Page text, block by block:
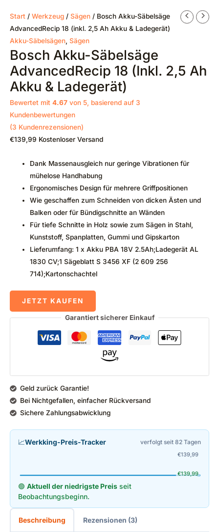
Start / Werkzeug / Sägen / Bosch Akku-Säbelsäge
AdvancedRecip 18 (inkl. 2,5 Ah Akku & Ladegerät)
Akku-Säbelsägen Sägen
Bosch Akku-Säbelsäge
AdvancedRecip 18 (inkl. 2,5 Ah
Akku & Ladegerät)
Bewertet mit 4.67 von 5, basierend auf 3
Kundenbewertungen
(3 Kundenrezensionen)
€139,99 Kostenloser Versand
Dank Massenausgleich nur geringe Vibrationen für
mühelose Handhabung
Ergonomisches Design für mehrere Griffpositionen
Wie geschaffen zum Schneiden von dicken Ästen und
Balken oder für Bündigschnitte an Wänden
Für tiefe Schnitte in Holz sowie zum Sägen in Stahl,
Kunststoff, Spanplatten, Gummi und Gipskarton
Lieferumfang: 1 x Akku PBA 18V 2.5Ah;Ladegerät AL
1830 CV;1 Sägeblatt S 3456 XF (2 609 256
714);Kartonschachtel
JETZT KAUFEN
Garantiert sicherer Einkauf
Geld zurück Garantie!
Bei Nichtgefallen, einfacher Rückversand
Sichere Zahlungsabwicklung
📈Werkking-Preis-Tracker verfolgt seit 82 Tagen
€139,99
€139,99
🟢 Aktuell der niedrigste Preis seit
Beobachtungsbeginn.
Beschreibung Rezensionen (3)